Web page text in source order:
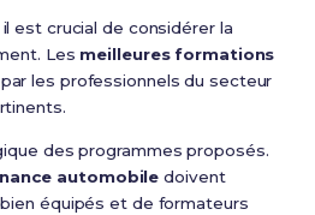
il est crucial de considérer la
Les meilleures formations
les professionnels du secteur
des programmes proposés.
automobile doivent
équipés et de formateurs